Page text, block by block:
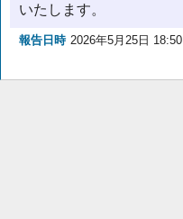
いたします。
報告日時 2026年5月25日 18:50